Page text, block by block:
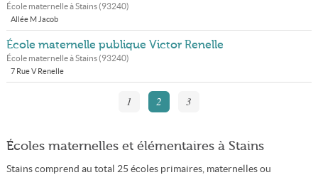
École maternelle àStains(93240)
Allée M Jacob
École maternelle publique Victor Renelle
École maternelle àStains(93240)
7 Rue V Renelle
1 2 3
Écoles maternelles et élémentaires à Stains
Stains comprend au total 25 écoles primaires, maternelles ou